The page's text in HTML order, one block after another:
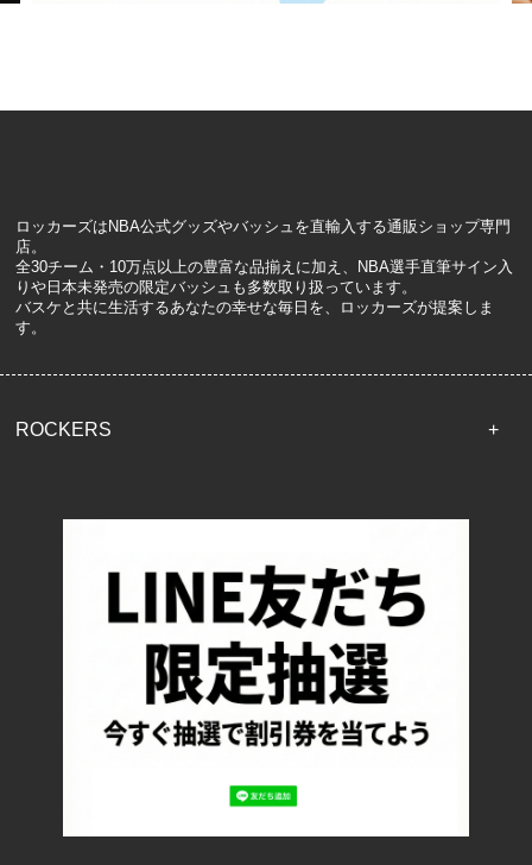
ロッカーズはNBA公式グッズやバッシュを直輸入する通販ショップ専門
店。
全30チーム・10万点以上の豊富な品揃えに加え、NBA選手直筆サイン入
りや日本未発売の限定バッシュも多数取り扱っています。
バスケと共に生活するあなたの幸せな毎日を、ロッカーズが提案しま
す。
ROCKERS
配送・送料について
返品について
お支払い方法について
特定商取引法に基づく表記
プライバシーポリシー
ロッカーズについて